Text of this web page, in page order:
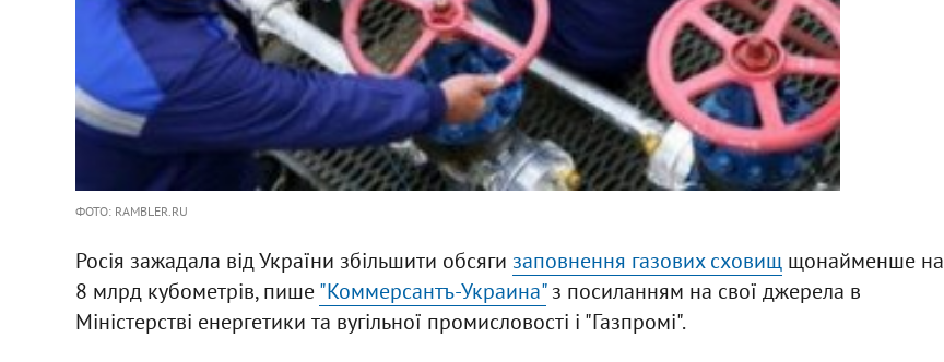
ФОТО: RAMBLER.RU
Росія зажадала від України збільшити обсяги заповнення газових сховищщонайменше на
8 млрд кубометрів, пише"Коммерсантъ-Украина"з посиланням на свої джерела в
Міністерстві енергетики та вугільної промисловості і "Газпромі".